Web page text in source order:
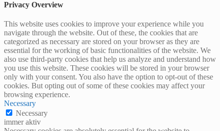
Privacy Overview
This website uses cookies to improve your experience while you
navigate through the website. Out of these, the cookies that are
categorized as necessary are stored on your browser as they are
essential for the working of basic functionalities of the website. We
also use third-party cookies that help us analyze and understand how
you use this website. These cookies will be stored in your browser
only with your consent. You also have the option to opt-out of these
cookies. But opting out of some of these cookies may affect your
browsing experience.
Necessary
Necessary
immer aktiv